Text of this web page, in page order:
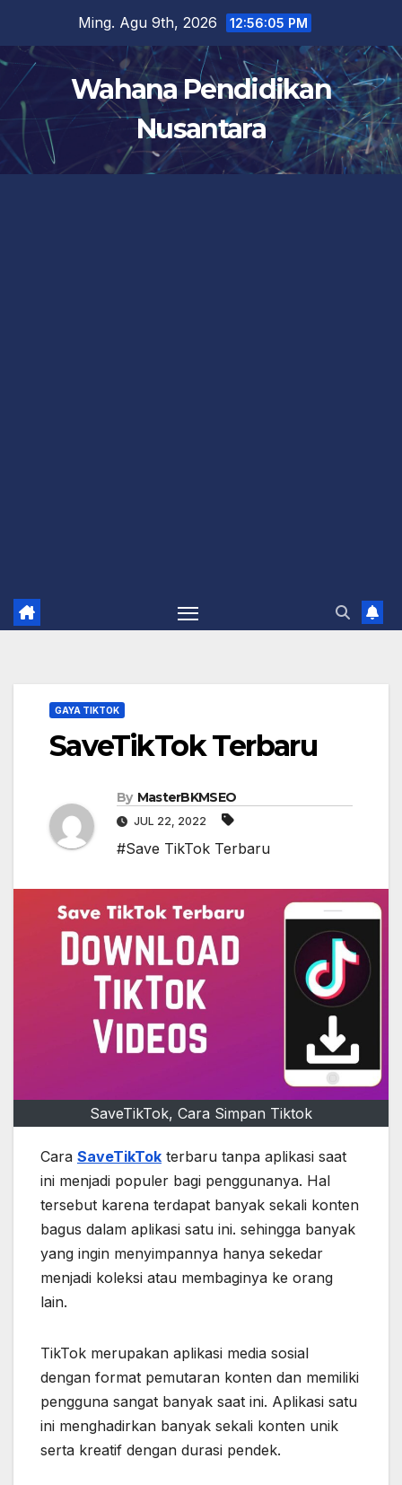
content
Ming. Agu 9th, 2026 12:56:06 PM
Wahana Pendidikan
Nusantara
GAYA TIKTOK
SaveTikTok Terbaru
By MasterBKMSEO
JUL 22, 2022
#Save TikTok Terbaru
SaveTikTok, Cara Simpan Tiktok
Cara SaveTikTok terbaru tanpa aplikasi saat
ini menjadi populer bagi penggunanya. Hal
tersebut karena terdapat banyak sekali konten
bagus dalam aplikasi satu ini. sehingga banyak
yang ingin menyimpannya hanya sekedar
menjadi koleksi atau membaginya ke orang
lain.
TikTok merupakan aplikasi media sosial
dengan format pemutaran konten dan memiliki
pengguna sangat banyak saat ini. Aplikasi satu
ini menghadirkan banyak sekali konten unik
serta kreatif dengan durasi pendek.